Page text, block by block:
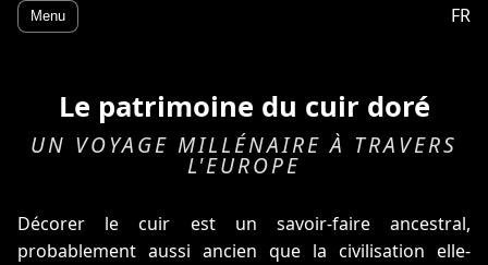
Menu FR
Le patrimoine du cuir doré
UN VOYAGE MILLÉNAIRE À TRAVERS
L'EUROPE
Décorer le cuir est un savoir-faire ancestral,
probablement aussi ancien que la civilisation elle-